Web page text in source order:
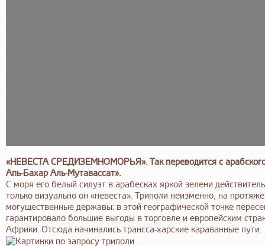
«НЕВЕСТА СРЕДИЗЕМНОМОРЬЯ». Так переводится с
Апь-Бахар Аль-Мутавассат».
С моря его белый силуэт в арабесках яркой зелени
только визуально он «невеста». Триполи неизменно, на
могущественные державы: в этой географической точке
гарантировало большие выгоды в торговле и европейским
Африки. Отсюда начинались трансса-харские караванные пути.